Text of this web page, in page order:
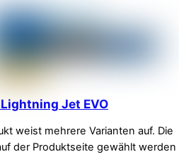
Lightning Jet EVO
weist mehrere Varianten auf. Die
der Produktseite gewählt werden